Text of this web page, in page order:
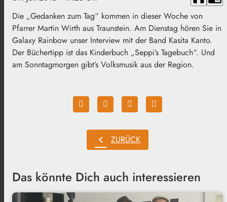
Die „Gedanken zum Tag“ kommen in dieser Woche von
Pfarrer Martin Wirth aus Traunstein. Am Dienstag hören Sie in
Galaxy Rainbow unser Interview mit der Band Kasita Kanto.
Der Büchertipp ist das Kinderbuch „Seppi’s Tagebuch“. Und
am Sonntagmorgen gibt’s Volksmusik aus der Region.
chevron_left ZURÜCK
Das könnte Dich auch interessieren